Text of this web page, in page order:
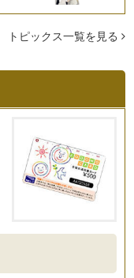
トピックス一覧を見る